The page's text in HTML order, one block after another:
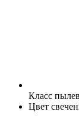
Класс
Цвет